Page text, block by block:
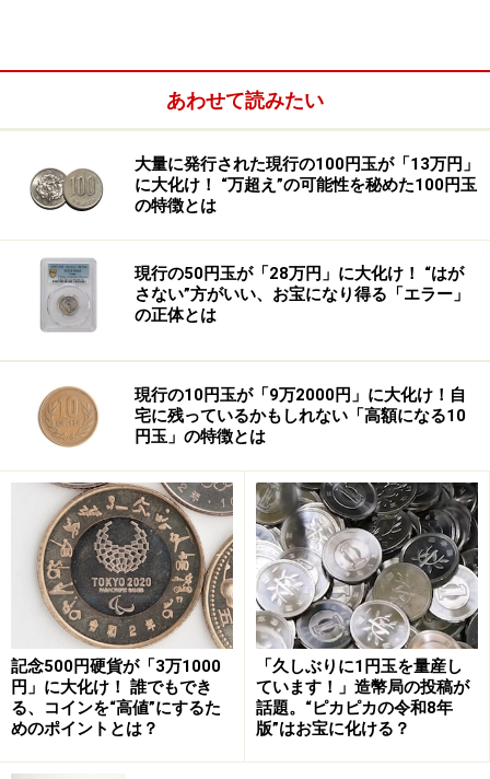
「私はゲイなんですが、ゲイの人たちは友達を作れる場
所がどうしても限られるんですね。例えば男女（異性愛
者）だったら、気軽に合コンとかあるじゃないですか。
でも、ゲイ同士ではなかなかそういった機会がありませ
ん。なので、私の場合はSNSに頼るしかありませんでし
た」
20歳の頃、山田さんはSNSで交友関係を広げていくなか
で、Aさんと知り合いました。2人だけの場所でAさんが
バッグから覚醒剤を取り出した瞬間、山田さんは「怖い
と思った」と話します。
あわせて読みたい
大量に発行された現行の100円玉が「13万円」
に大化け！ “万超え”の可能性を秘めた100円玉
の特徴とは
現行の50円玉が「28万円」に大化け！ “はが
さない”方がいい、お宝になり得る「エラー」
の正体とは
現行の10円玉が「9万2000円」に大化け！自
宅に残っているかもしれない「高額になる10
円玉」の特徴とは
記念500円硬貨が「3万1000
円」に大化け！ 誰でもでき
る、コインを“高値”にするた
めのポイントとは？
「久しぶりに1円玉を量産し
ています！」造幣局の投稿が
話題。“ピカピカの令和8年
版”はお宝に化ける？